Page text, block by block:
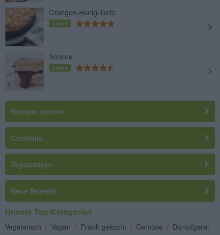
Orangen-Honig-Tarte
Leicht
Scones
Leicht
Rezepte suchen
Cocktails
Tagesrezept
Neue Rezepte
Unsere Top-Kategorien
Vegetarisch / Vegan / Frisch gekocht / Gemüse / Dampfgarer